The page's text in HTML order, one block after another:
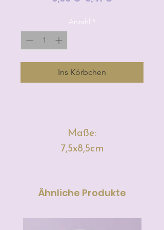
Anzahl *
Ins Körbchen
Maße:
7,5x8,5cm
Ähnliche Produkte